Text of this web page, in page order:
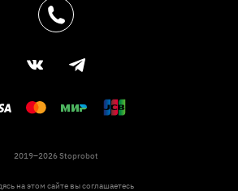
2019–2026 Stoprobot
на этом сайте вы соглашаетесь